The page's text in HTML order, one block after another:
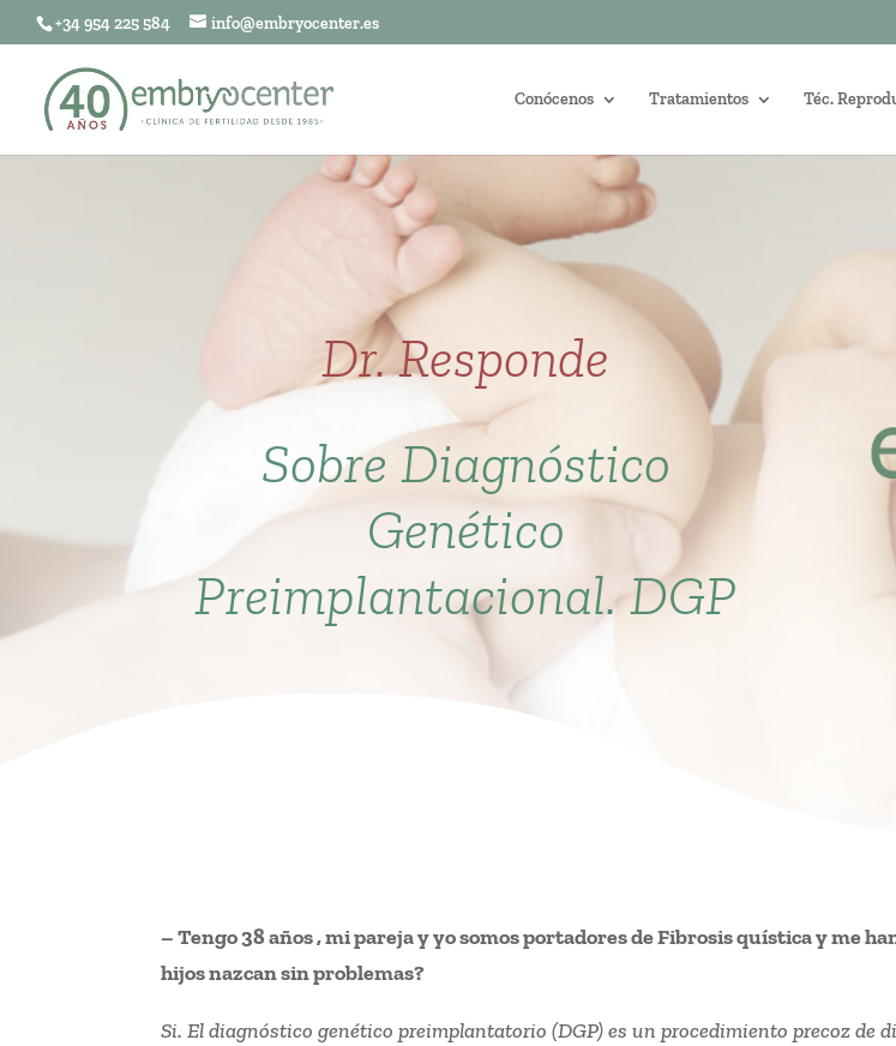
+34 954 225 584 info@embryocenter.es
Conócenos Tratamientos Téc.
Dr. Responde
Sobre Diagnóstico
Genético
Preimplantacional. DGP
– Tengo 38 años , mi pareja y yo somos portadores de Fibrosis quística y me
hijos nazcan sin problemas?
Si. El diagnóstico genético preimplantatorio (DGP) es un procedimiento precoz de